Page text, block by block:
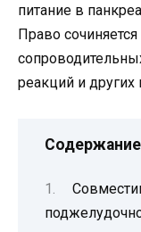
питание в
Право
реакций и
Содержание